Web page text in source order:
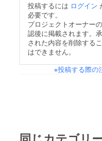
投稿するには ログイン
必要です。
プロジェクトオーナー
認後に掲載されます。
された内容を削除する
はできません。
※投稿する際の